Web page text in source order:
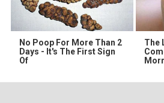
No Poop For More Than 2
Days - It's The First Sign
Of
The